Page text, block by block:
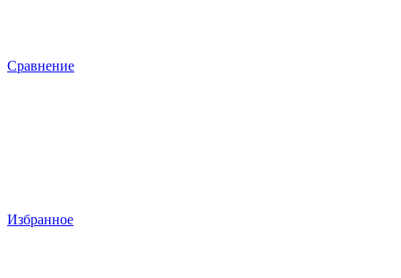
Сравнение
Избранное